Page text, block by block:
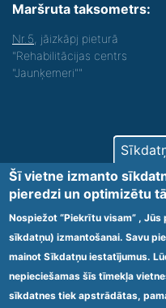
Maršruta taksometrs:
Nr.5 , jāizkāpj pieturā
"Rehabilitācijas centrs
"Jaunķemeri""
Nodrošinām vides
funkcionāliem
Jaunķemeri”, Kolkas ielā
piekļūstamība personām
tādejādi nodrošinot
2009.gada 20.janvāra
obligātajām prasībām
struktūrvienībām”
Šī vietne izmanto
pieredzi un optimizētu
Nospiežot “Piekrītu visam” ,
sīkdatņu) izmantošanai. Savu
mainot Sīkdatņu iestatījumus.
nepieciešamas šīs tīmekļa
sīkdatnes tiek apstrādātas,